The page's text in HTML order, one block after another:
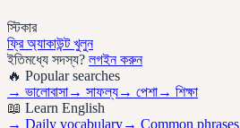
স্টিকার
ফ্রি অ্যাকাউন্ট খুলুন
ইতিমধ্যে সদস্য? লগইন করুন
🔥 Popular searches
→ ভালোবাসা→ সাফল্য→ পেশা→ শিক্ষা
📖 Learn English
→ Daily vocabulary→ Common phrases